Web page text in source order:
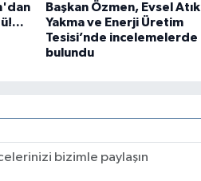
Başkan Özmen, Evsel Atık
Yakma ve Enerji Üretim
Tesisi’nde incelemelerde
bulundu